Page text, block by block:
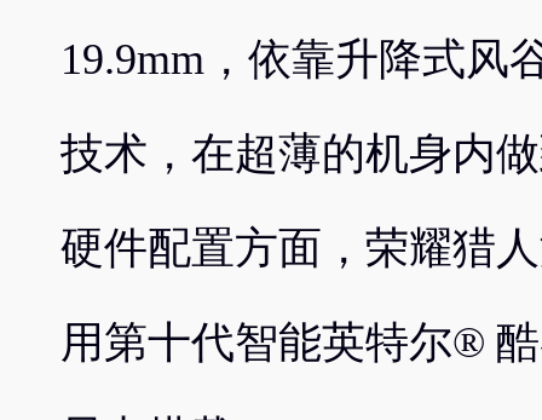
19.9mm，依靠升降式风
技术，在超薄的机身内
硬件配置方面，荣耀猎
用第十代智能英特尔®